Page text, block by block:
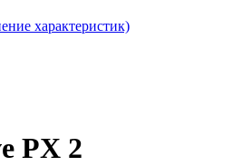
характеристик)
PX 2